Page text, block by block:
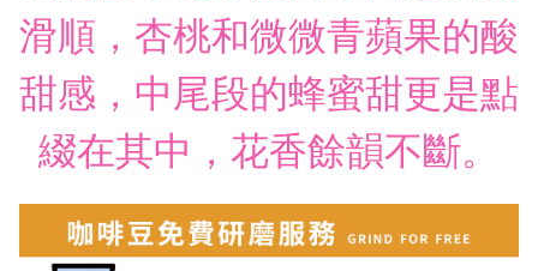
滑順，杏桃和微微青蘋果的酸
甜感，中尾段的蜂蜜甜更是點
綴在其中，花香餘韻不斷。